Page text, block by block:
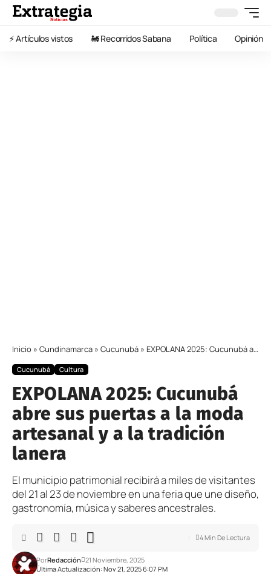
⚡️ Artículos vistos 🚂 Recorridos Sabana Política Opinión
Inicio » Cundinamarca » Cucunubá » EXPOLANA 2025: Cucunubá abre sus puertas a la moda artesanal y a la tradición lanera
Cucunubá Cultura
EXPOLANA 2025: Cucunubá
abre sus puertas a la moda
artesanal y a la tradición
lanera
El municipio patrimonial recibirá a miles de visitantes
del 21 al 23 de noviembre en una feria que une diseño,
gastronomía, música y saberes ancestrales.
Última Actualización: Nov 21, 2025 6:07 PM
PorRedacción 21 Noviembre, 2025
4 Min De Lectura